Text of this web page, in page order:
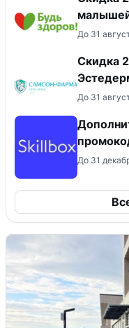
До 31
Скидка
До 31
До 31